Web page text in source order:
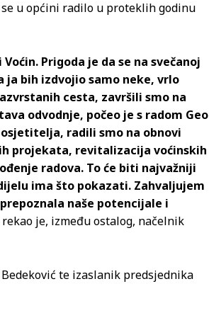
u općini radilo u proteklih godinu
Prigoda je da se na svečanoj
bih izdvojio samo neke, vrlo
cesta, završili smo na
odvodnje, počeo je s radom Geo
radili smo na obnovi
projekata, revitalizacija voćinskih
radova. To će biti najvažniji
ima što pokazati. Zahvaljujem
naše potencijale i
rekao je, između ostalog, načelnik
te izaslanik predsjednika